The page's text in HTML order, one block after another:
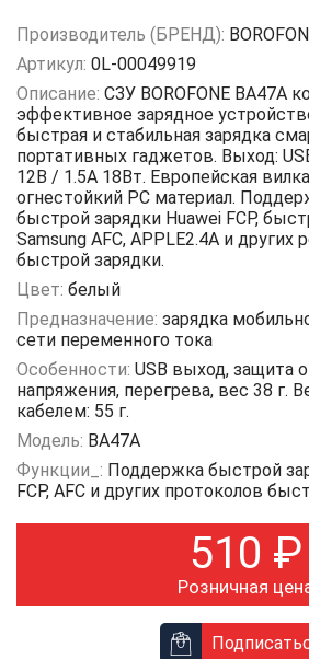
Производитель (БРЕНД):
Артикул: 0L-00049919
Описание: СЗУ BOROFONE BA47A
эффективное зарядное
быстрая и стабильная зарядка
портативных гаджетов. Выход:
12В / 1.5A 18Вт. Европейская вилка
огнестойкий PC материал.
быстрой зарядки Huawei FCP,
Samsung AFC, APPLE2.4A и других
быстрой зарядки.
Цвет: белый
Предназначение: зарядка
сети переменного тока
Особенности: USB выход, защита
напряжения, перегрева, вес 38 г.
кабелем: 55 г.
Модель: BA47A
Функции_: Поддержка быстрой
FCP, AFC и других протоколов
510 ₽
Розничная